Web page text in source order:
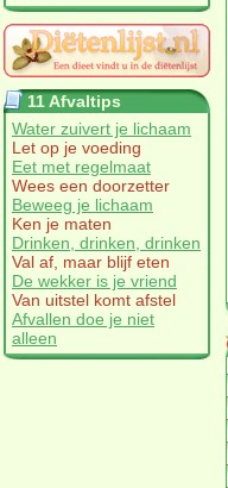
11 Afvaltips
Water zuivert je lichaam
Let op je voeding
Eet met regelmaat
Wees een doorzetter
Beweeg je lichaam
Ken je maten
Drinken, drinken, drinken
Val af, maar blijf eten
De wekker is je vriend
Van uitstel komt afstel
Afvallen doe je niet
alleen